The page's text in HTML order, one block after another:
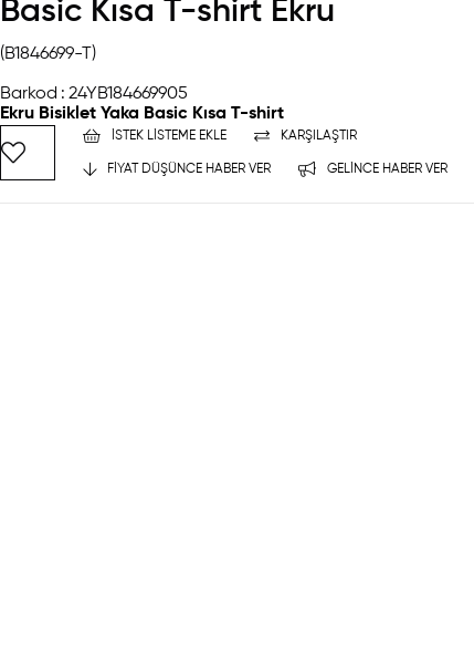
Basic Kısa T-shirt Ekru
(B1846699-T)
Barkod : 24YB184669905
Ekru Bisiklet Yaka Basic Kısa T-shirt
İSTEK LISTEME EKLE KARŞILAŞTIR
FIYAT DÜŞÜNCE HABER VER GELINCE HABER VER